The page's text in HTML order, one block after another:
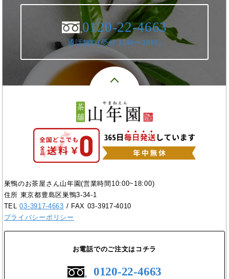
0120-22-4663
通話無料(受付:10時〜18時)
巣鴨のお茶屋さん山年園(営業時間10:00~18:00)
住所 東京都豊島区巣鴨3-34-1
TEL03-3917-4663 / FAX 03-3917-4010
プライバシーポリシー
お電話でのご注文はコチラ
0120-22-4663